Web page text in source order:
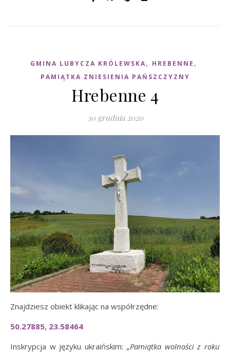
GMINA LUBYCZA KRÓLEWSKA, HREBENNE ,
PAMIĄTKA ZNIESIENIA PAŃSZCZYZNY
Hrebenne 4
30 grudnia 2020
Znajdziesz obiekt klikając na współrzędne:
50.27885, 23.58464
Inskrypcja w języku ukraińskim: „Pamiątka wolności z roku